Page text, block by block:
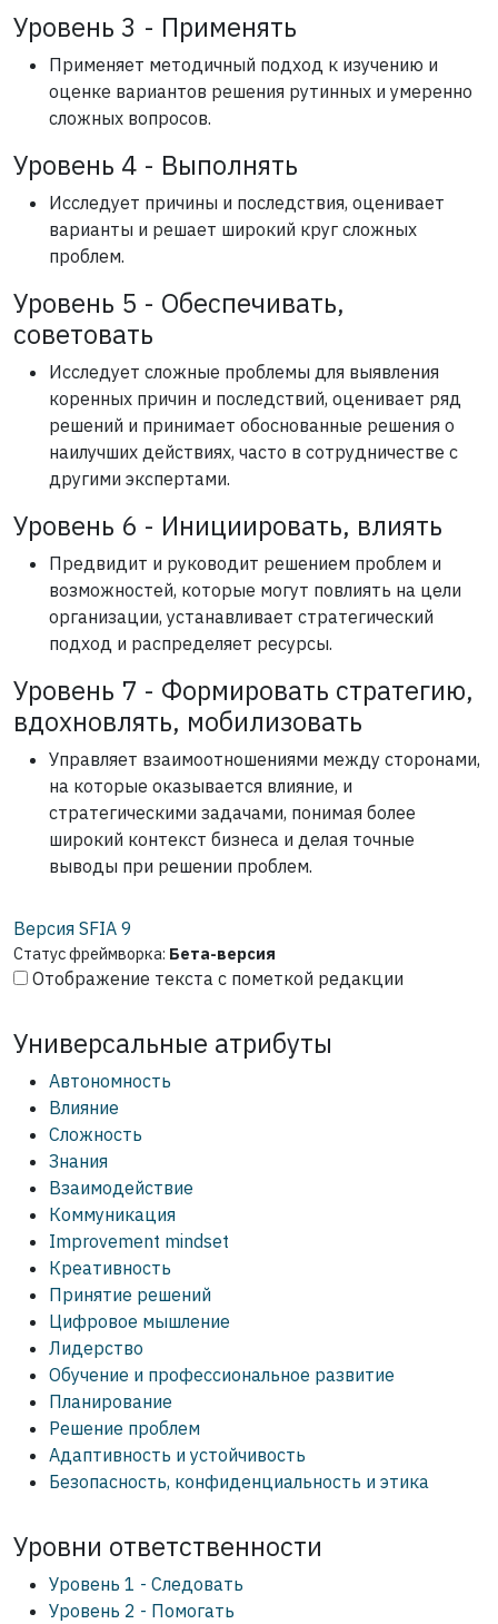
Уровень 3 - Применять
Применяет методичный подход к изучению и
оценке вариантов решения рутинных и умеренно
сложных вопросов.
Уровень 4 - Выполнять
Исследует причины и последствия, оценивает
варианты и решает широкий круг сложных
проблем.
Уровень 5 - Обеспечивать,
советовать
Исследует сложные проблемы для выявления
коренных причин и последствий, оценивает ряд
решений и принимает обоснованные решения о
наилучших действиях, часто в сотрудничестве с
другими экспертами.
Уровень 6 - Инициировать, влиять
Предвидит и руководит решением проблем и
возможностей, которые могут повлиять на цели
организации, устанавливает стратегический
подход и распределяет ресурсы.
Уровень 7 - Формировать стратегию,
вдохновлять, мобилизовать
Управляет взаимоотношениями между сторонами,
на которые оказывается влияние, и
стратегическими задачами, понимая более
широкий контекст бизнеса и делая точные
выводы при решении проблем.
Версия SFIA 9
Статус фреймворка: Бета-версия
Отображение текста с пометкой редакции
Универсальные атрибуты
Автономность
Влияние
Сложность
Знания
Взаимодействие
Коммуникация
Improvement mindset
Креативность
Принятие решений
Цифровое мышление
Лидерство
Обучение и профессиональное развитие
Планирование
Решение проблем
Адаптивность и устойчивость
Безопасность, конфиденциальность и этика
Уровни ответственности
Уровень 1 - Следовать
Уровень 2 - Помогать